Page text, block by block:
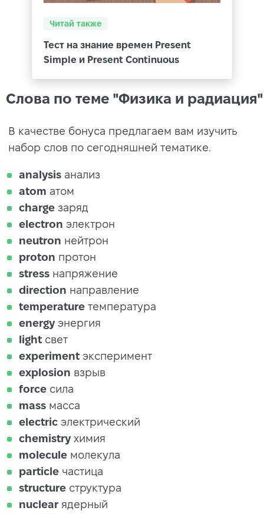
Читай также
Тест на знание времен Present
Simple и Present Continuous
Слова по теме "Физика и радиация"
В качестве бонуса предлагаем вам изучить
набор слов по сегодняшней тематике.
analysis анализ
atom атом
charge заряд
electron электрон
neutron нейтрон
proton протон
stress напряжение
direction направление
temperature температура
energy энергия
light свет
experiment эксперимент
explosion взрыв
force сила
mass масса
electric электрический
chemistry химия
molecule молекула
particle частица
structure структура
nuclear ядерный